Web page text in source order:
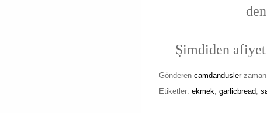
Şimdiden
Gönderen camdandusler
Etiketler: ekmek, garlicbread,